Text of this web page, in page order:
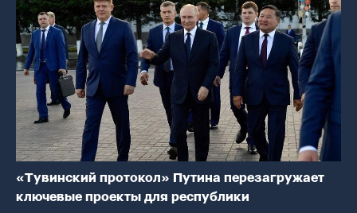
«Тувинский протокол» Путина перезагружает
ключевые проекты для республики